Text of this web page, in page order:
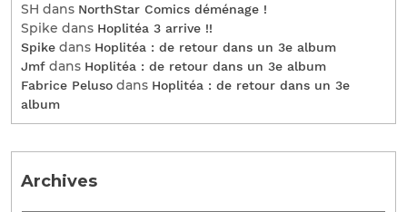
SH dans NorthStar Comics déménage !
Spike dans Hoplitéa 3 arrive !!
Spike dans Hoplitéa : de retour dans un 3e album
Jmf dans Hoplitéa : de retour dans un 3e album
Fabrice Peluso dans Hoplitéa : de retour dans un 3e
album
Archives